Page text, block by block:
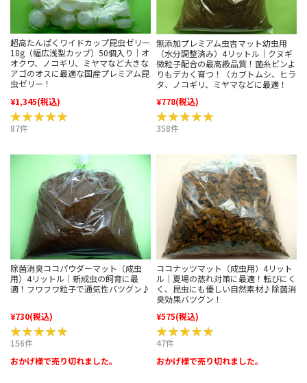
超高たんぱくワイドカップ昆虫ゼリー
18g（幅広浅型カップ）50個入り｜オ
オクワ、ノコギリ、ミヤマなど大きな
アゴのオスに最適な国産プレミアム昆
虫ゼリー！
¥1,345(税込)
★★★★★
★★★★★
87件
無添加プレミアム虫吉マット幼虫用
（水分調整済み）4リットル｜クヌギ
微粒子配合の最高級品質！菌糸ビンよ
りもデカく育つ！（カブトムシ、ヒラ
タ、ノコギリ、ミヤマなどに最適！
¥778(税込)
★★★★★
★★★★★
358件
除菌消臭ココパウダーマット（成虫
用）4リットル｜新成虫の飼育に最
適！フワフワ粒子で通気性バツグン♪
¥730(税込)
★★★★★
★★★★★
156件
おかげ様で売り切れました。
ココナッツマット（成虫用）4リット
ル｜夏場の蒸れ対策に最適！転びにく
く、昆虫にも優しい自然素材♪除菌消
臭効果バツグン！
¥575(税込)
★★★★★
★★★★★
47件
おかげ様で売り切れました。